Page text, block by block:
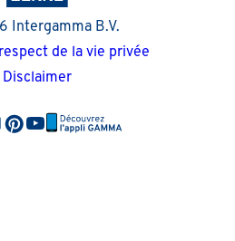
Intergamma B.V.
de la vie privée
Disclaimer